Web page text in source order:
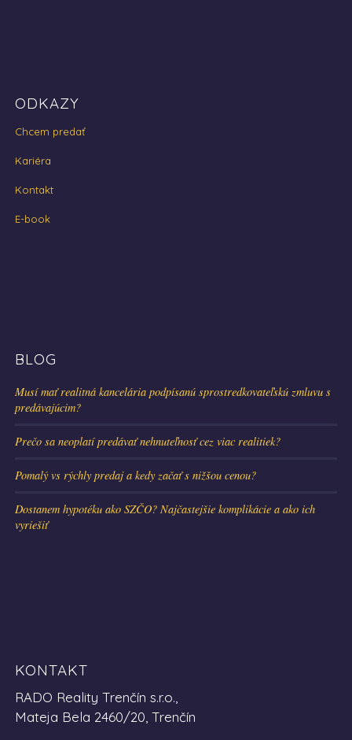
ODKAZY
Chcem predať
Kariéra
Kontakt
E-book
BLOG
Musí mať realitná kancelária podpísanú sprostredkovateľskú zmluvu s
predávajúcim?
Prečo sa neoplatí predávať nehnuteľnosť cez viac realitiek?
Pomalý vs rýchly predaj a kedy začať s nižšou cenou?
Dostanem hypotéku ako SZČO? Najčastejšie komplikácie a ako ich
vyriešiť
KONTAKT
RADO Reality Trenčín s.r.o.,
Mateja Bela 2460/20, Trenčín